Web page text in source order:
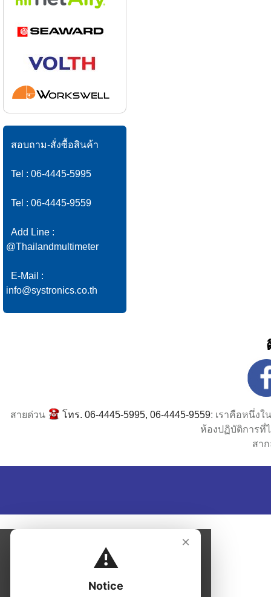
สอบถาม-สั่งซื้อสินค้า
Tel : 06-4445-5995
Tel : 06-4445-9559
Add Line :
@Thailandmultimeter
E-Mail :
info@systronics.co.th
สายด่วน โทร. 06-4445-5995, 06-4445-9559: เราคือหนึ่ง
ห้องปฏิบัติการที่
สา
⚠️
Notice
×